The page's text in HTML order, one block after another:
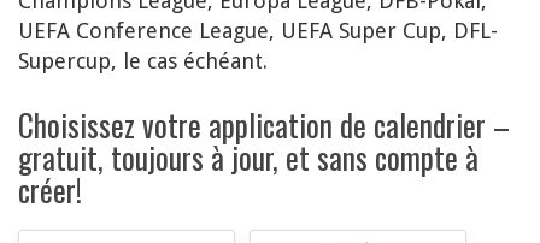
UEFA Conference League, UEFA Super Cup, DFL-
Supercup, le cas échéant.
Choisissez votre application de calendrier –
gratuit, toujours à jour, et sans compte à
créer!